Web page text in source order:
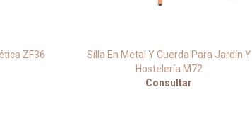
ZF36
Silla En Metal Y Cuerda Para Jardín Y
Hostelería M72
Consultar